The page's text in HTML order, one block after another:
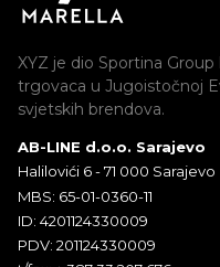
XYZ je dio Sportina
trgovaca u Jugoistočnoj
svjetskih brendova.
AB-LINE d.o.o. Sarajevo
Halilovići 6 - 71 000 Sarajevo
MBS: 65-01-0360-11
ID: 4201124330009
PDV: 201124330009